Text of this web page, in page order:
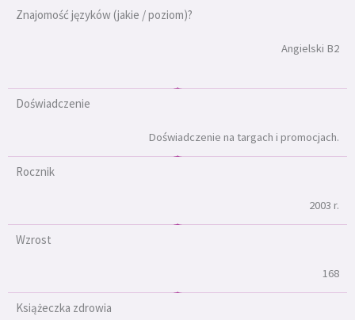
Znajomość języków (jakie / poziom)?
Angielski B2
Doświadczenie
Doświadczenie na targach i promocjach.
Rocznik
2003 r.
Wzrost
168
Książeczka zdrowia